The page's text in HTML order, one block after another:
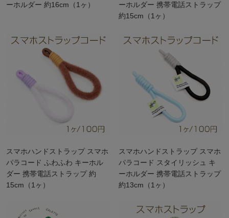
ーホルダー 約16cm（1ヶ）
ーホルダー 携帯電話ストラップ
約15cm（1ヶ）
スマホハンドストラップ スマホ
パラコード ふわふわ キーホル
ダー 携帯電話ストラップ 約
15cm（1ヶ）
スマホハンドストラップ スマホ
パラコード スタイリッシュ キ
ーホルダー 携帯電話ストラップ
約13cm（1ヶ）